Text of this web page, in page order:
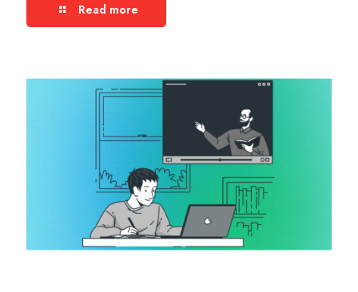
Read more